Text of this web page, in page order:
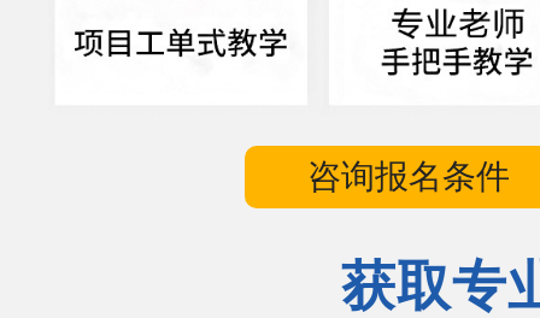
咨询报名条件
获取专